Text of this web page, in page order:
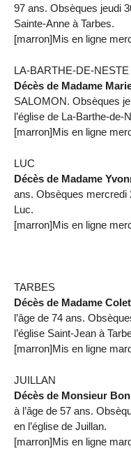
97 ans. Obsèques jeudi
Sainte-Anne à Tarbes.
[marron]Mis en ligne
LA-BARTHE-DE-NESTE
Décès de Madame
SALOMON. Obsèques
l’église de La-Barthe-de-
[marron]Mis en ligne
LUC
Décès de Madame
ans. Obsèques mercredi
Luc.
[marron]Mis en ligne
TARBES
Décès de Madame
l’âge de 74 ans.
l’église Saint-Jean à
[marron]Mis en ligne
JUILLAN
Décès de Monsieur
à l’âge de 57 ans.
en l’église de Juillan.
[marron]Mis en ligne